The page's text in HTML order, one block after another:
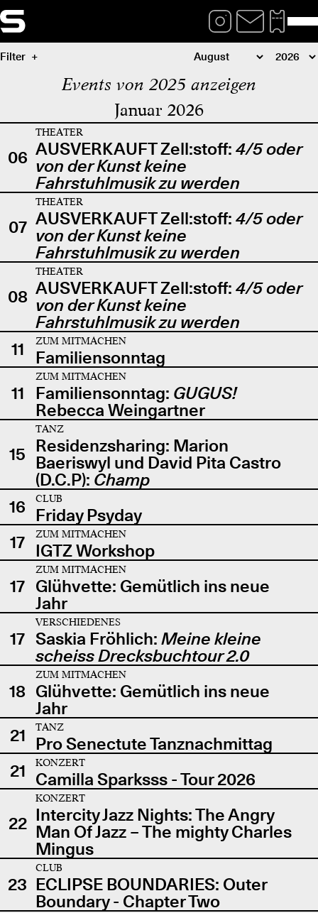
Filter
Events von 2025 anzeigen
Januar 2026
06
THEATER
AUSVERKAUFT Zell:stoff: 4/5 oder
von der Kunst keine
Fahrstuhlmusik zu werden
07
THEATER
AUSVERKAUFT Zell:stoff: 4/5 oder
von der Kunst keine
Fahrstuhlmusik zu werden
08
THEATER
AUSVERKAUFT Zell:stoff: 4/5 oder
von der Kunst keine
Fahrstuhlmusik zu werden
11
ZUM MITMACHEN
Familiensonntag
11
ZUM MITMACHEN
Familiensonntag: GUGUS!
Rebecca Weingartner
15
TANZ
Residenzsharing: Marion
Baeriswyl und David Pita Castro
(D.C.P): Champ
16
CLUB
Friday Psyday
17
ZUM MITMACHEN
IGTZ Workshop
17
ZUM MITMACHEN
Glühvette: Gemütlich ins neue
Jahr
17
VERSCHIEDENES
Saskia Fröhlich: Meine kleine
scheiss Drecksbuchtour 2.0
18
ZUM MITMACHEN
Glühvette: Gemütlich ins neue
Jahr
21
TANZ
Pro Senectute Tanznachmittag
21
KONZERT
Camilla Sparksss - Tour 2026
22
KONZERT
Intercity Jazz Nights: The Angry
Man Of Jazz – The mighty Charles
Mingus
23
CLUB
ECLIPSE BOUNDARIES: Outer
Boundary - Chapter Two